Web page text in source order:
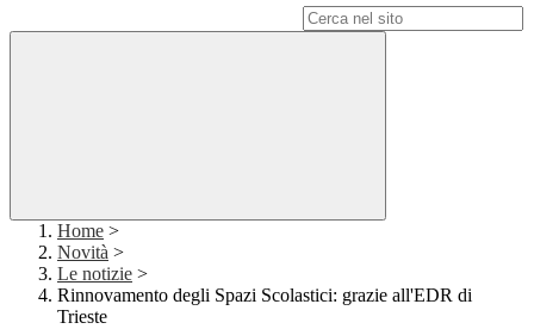
Home >
Novità >
Le notizie >
Rinnovamento degli Spazi Scolastici: grazie all'EDR di
Trieste